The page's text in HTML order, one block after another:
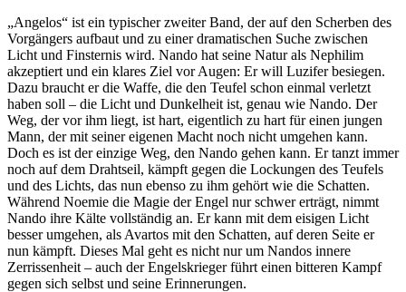
„Angelos“ ist ein typischer zweiter Band, der auf den Scherben des
Vorgängers aufbaut und zu einer dramatischen Suche zwischen
Licht und Finsternis wird. Nando hat seine Natur als Nephilim
akzeptiert und ein klares Ziel vor Augen: Er will Luzifer besiegen.
Dazu braucht er die Waffe, die den Teufel schon einmal verletzt
haben soll – die Licht und Dunkelheit ist, genau wie Nando. Der
Weg, der vor ihm liegt, ist hart, eigentlich zu hart für einen jungen
Mann, der mit seiner eigenen Macht noch nicht umgehen kann.
Doch es ist der einzige Weg, den Nando gehen kann. Er tanzt immer
noch auf dem Drahtseil, kämpft gegen die Lockungen des Teufels
und des Lichts, das nun ebenso zu ihm gehört wie die Schatten.
Während Noemie die Magie der Engel nur schwer erträgt, nimmt
Nando ihre Kälte vollständig an. Er kann mit dem eisigen Licht
besser umgehen, als Avartos mit den Schatten, auf deren Seite er
nun kämpft. Dieses Mal geht es nicht nur um Nandos innere
Zerrissenheit – auch der Engelskrieger führt einen bitteren Kampf
gegen sich selbst und seine Erinnerungen.